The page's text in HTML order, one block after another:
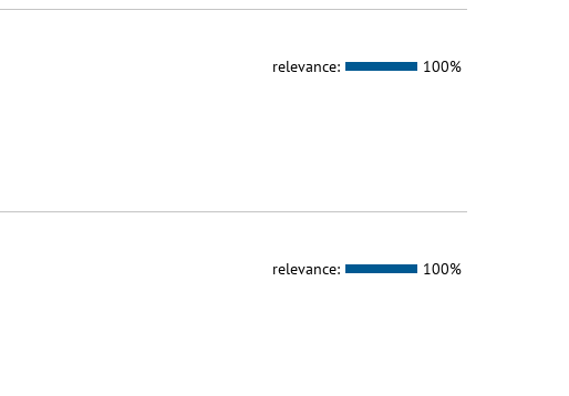
relevance: 100%
relevance: 100%